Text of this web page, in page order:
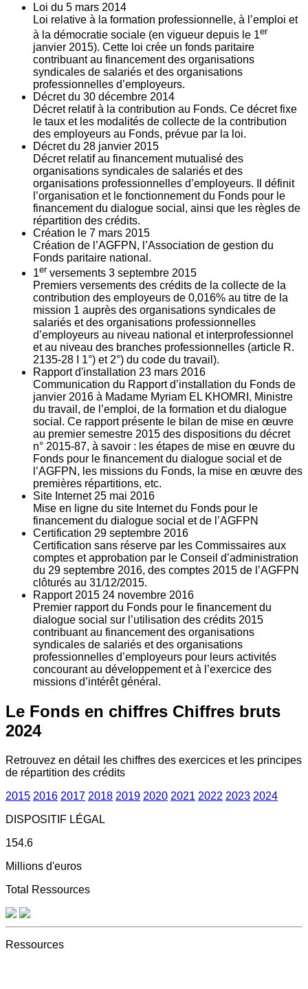
Loi du 5 mars 2014
Loi relative à la formation professionnelle, à l’emploi et
à la démocratie sociale (en vigueur depuis le 1er
janvier 2015). Cette loi crée un fonds paritaire
contribuant au financement des organisations
syndicales de salariés et des organisations
professionnelles d’employeurs.
Décret du 30 décembre 2014
Décret relatif à la contribution au Fonds. Ce décret fixe
le taux et les modalités de collecte de la contribution
des employeurs au Fonds, prévue par la loi.
Décret du 28 janvier 2015
Décret relatif au financement mutualisé des
organisations syndicales de salariés et des
organisations professionnelles d’employeurs. Il définit
l’organisation et le fonctionnement du Fonds pour le
financement du dialogue social, ainsi que les règles de
répartition des crédits.
Création le 7 mars 2015
Création de l’AGFPN, l’Association de gestion du
Fonds paritaire national.
1er versements 3 septembre 2015
Premiers versements des crédits de la collecte de la
contribution des employeurs de 0,016% au titre de la
mission 1 auprès des organisations syndicales de
salariés et des organisations professionnelles
d’employeurs au niveau national et interprofessionnel
et au niveau des branches professionnelles (article R.
2135‐28 I 1°) et 2°) du code du travail).
Rapport d'installation 23 mars 2016
Communication du Rapport d’installation du Fonds de
janvier 2016 à Madame Myriam EL KHOMRI, Ministre
du travail, de l’emploi, de la formation et du dialogue
social. Ce rapport présente le bilan de mise en œuvre
au premier semestre 2015 des dispositions du décret
n° 2015-87, à savoir : les étapes de mise en œuvre du
Fonds pour le financement du dialogue social et de
l’AGFPN, les missions du Fonds, la mise en œuvre des
premières répartitions, etc.
Site Internet 25 mai 2016
Mise en ligne du site Internet du Fonds pour le
financement du dialogue social et de l’AGFPN
Certification 29 septembre 2016
Certification sans réserve par les Commissaires aux
comptes et approbation par le Conseil d’administration
du 29 septembre 2016, des comptes 2015 de l’AGFPN
clôturés au 31/12/2015.
Rapport 2015 24 novembre 2016
Premier rapport du Fonds pour le financement du
dialogue social sur l’utilisation des crédits 2015
contribuant au financement des organisations
syndicales de salariés et des organisations
professionnelles d’employeurs pour leurs activités
concourant au développement et à l’exercice des
missions d’intérêt général.
Le Fonds en chiffres Chiffres bruts
2024
Retrouvez en détail les chiffres des exercices et les principes
de répartition des crédits
2015 2016 2017 2018 2019 2020 2021 2022 2023 2024
DISPOSITIF LÉGAL
154.6
Millions d'euros
Total Ressources
Ressources